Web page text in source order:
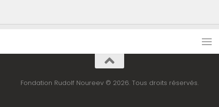
Fondation Rudolf Noureev © 2026. Tous droits réservés.